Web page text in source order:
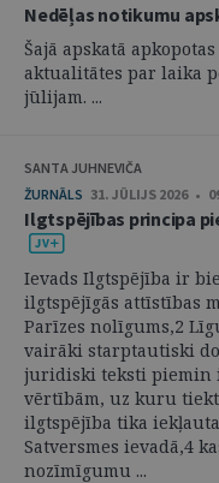
Nedēļas notikumu
Šajā apskatā
aktualitātes par laika
jūlijam. ...
SANTA JUHNEVIČA
ŽURNĀLS 31. JŪLIJS 2026 •
Ilgtspējības principa
Ievads Ilgtspējība ir
ilgtspējīgās attīstības
Parīzes nolīgums,2
vairāki starptautiski
juridiski teksti piemin
vērtībām, uz kuru
ilgtspējība tika
Satversmes ievadā,4
nozīmīgumu ...